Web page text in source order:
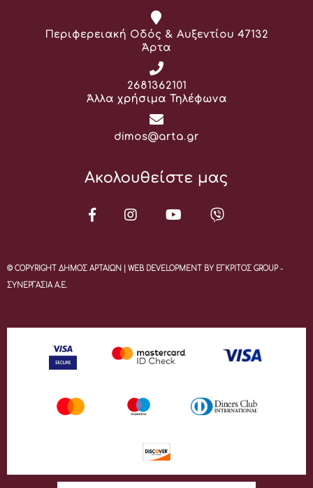
Διεύθυνση:
Περιφερειακή Οδός & Αυξεντίου 47132
Άρτα
Τηλέφωνο:
2681362101
Άλλα χρήσιμα Τηλέφωνα
Email:
dimos@arta.gr
Ακολουθείστε μας
© COPYRIGHT ΔΗΜΟΣ ΑΡΤΑΙΩΝ | WEB DEVELOPMENT BY ΕΓΚΡΙΤΟΣ GROUP -
ΣΥΝΕΡΓΑΣΙΑ Α.Ε.